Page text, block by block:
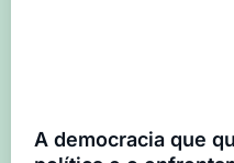
A democracia que